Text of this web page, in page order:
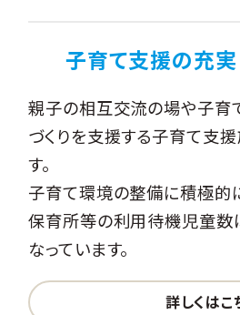
子育て支援の充実
親子の相互交流の場や子育
づくりを支援する子育て支
す。
子育て環境の整備に積極的
保育所等の利用待機児童数
なっています。
詳しくはこ